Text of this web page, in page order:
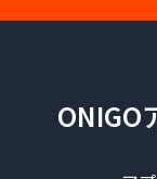
ONIGO